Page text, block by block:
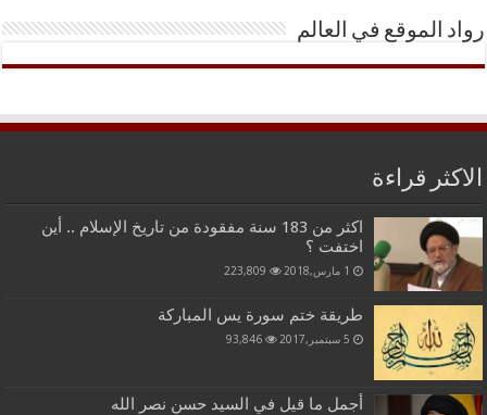
رواد الموقع في العالم
الاكثر قراءة
اكثر من 183 سنة مفقودة من تاريخ الإسلام .. أين
اختفت ؟
1 مارس,2018 223,809
طريقة ختم سورة يس المباركة
5 سبتمبر,2017 93,846
أجمل ما قيل في السيد حسن نصر الله